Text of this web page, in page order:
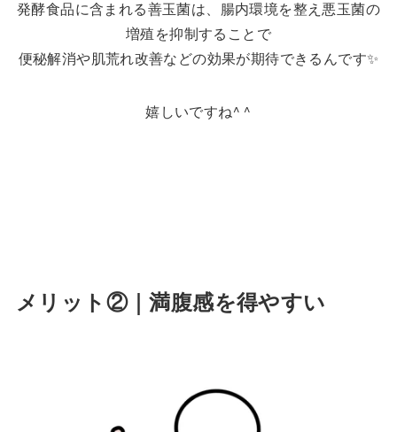
発酵食品に含まれる善玉菌は、腸内環境を整え悪玉菌の
増殖を抑制することで
便秘解消や肌荒れ改善などの効果が期待できるんです✨
嬉しいですね^ ^
メリット②｜満腹感を得やすい